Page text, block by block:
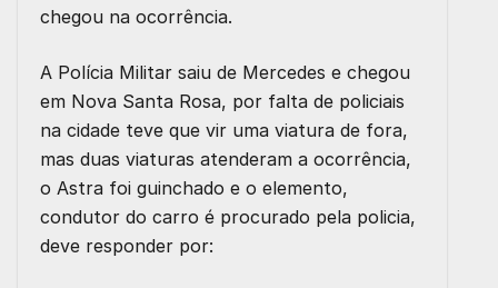
chegou na ocorrência.
A Polícia Militar saiu de Mercedes e chegou
em Nova Santa Rosa, por falta de policiais
na cidade teve que vir uma viatura de fora,
mas duas viaturas atenderam a ocorrência,
o Astra foi guinchado e o elemento,
condutor do carro é procurado pela policia,
deve responder por: